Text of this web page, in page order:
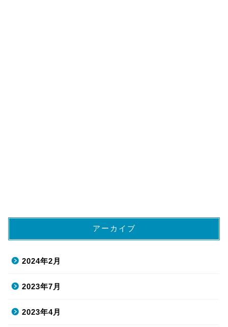
アーカイブ
2024年2月
2023年7月
2023年4月